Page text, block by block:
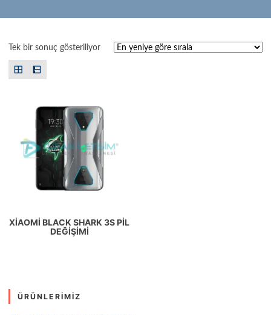
Tek bir sonuç gösteriliyor
XIAOMI BLACK SHARK 3S PIL
DEĞIŞIMI
ÜRÜNLERIMIZ